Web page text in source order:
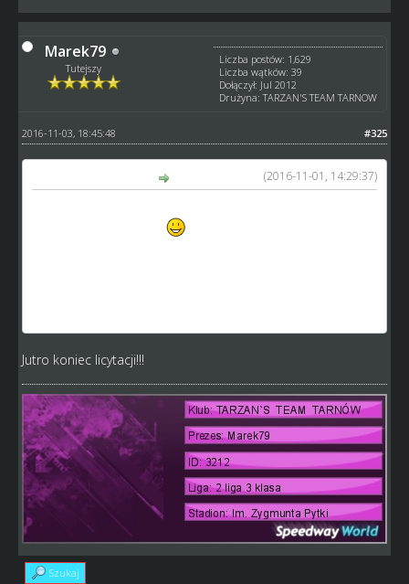
Marek79
Tutejszy
Liczba postów: 1,629
Liczba wątków: 39
Dołączył: Jul 2012
Drużyna: TARZAN'S TEAM TARNOW
#325
2016-11-03, 18:45:48
(2016-11-01, 14:29:37)
Jutro koniec licytacji!!!
Szukaj